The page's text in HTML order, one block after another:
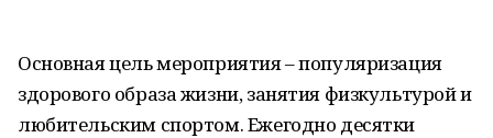
Основная цель мероприятия – популяризация
здорового образа жизни, занятия физкультурой и
любительским спортом. Ежегодно десятки